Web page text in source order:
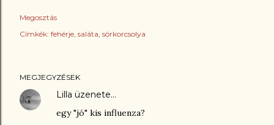
Megosztás
Címkék: fehérje saláta sörkorcsolya
MEGJEGYZÉSEK
Lilla üzenete…
egy "jó" kis influenza?